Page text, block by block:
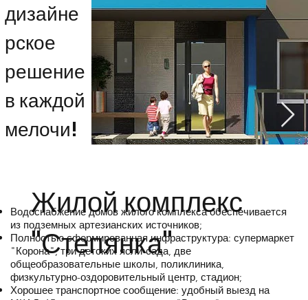
Жилой комплекс
"Степянка"
Водоснабжение домов жилого комплекса обеспечивается
из подземных артезианских источников;
Полностью сформированная инфраструктура: супермаркет
"Корона", три детских ясли-сада, две
общеобразовательные школы, поликлиника,
физкультурно-оздоровительный центр, стадион;
Хорошее транспортное сообщение: удобный выезд на
дизайне
рское
решение
в каждой
мелочи!